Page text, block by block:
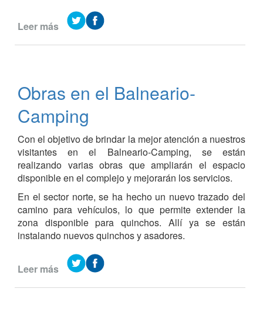
Leer más de
Obras en el Balneario-
Camping
Con el objetivo de brindar la mejor atención a nuestros
visitantes en el Balneario-Camping, se están
realizando varias obras que ampliarán el espacio
disponible en el complejo y mejorarán los servicios.
En el sector norte, se ha hecho un nuevo trazado del
camino para vehículos, lo que permite extender la
zona disponible para quinchos. Allí ya se están
instalando nuevos quinchos y asadores.
Leer más de